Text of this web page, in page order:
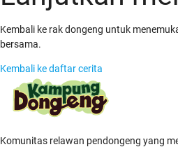
Tentang Kami
Kembali ke rak dongeng untuk
bersama.
Kembali ke daftar cerita
Komunitas relawan pendongeng yang